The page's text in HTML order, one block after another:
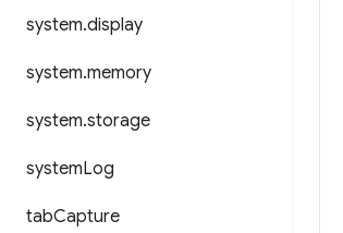
system.display
system.memory
system.storage
systemLog
tabCapture